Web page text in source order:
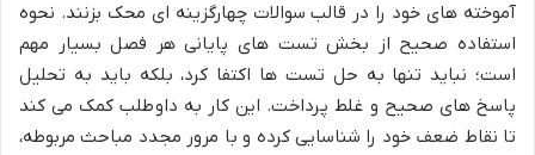
آموخته های خود را در قالب سوالات چهارگزینه ای محک بزنند. نحوه
استفاده صحیح از بخش تست های پایانی هر فصل بسیار مهم
است؛ نباید تنها به حل تست ها اکتفا کرد، بلکه باید به تحلیل
پاسخ های صحیح و غلط پرداخت. این کار به داوطلب کمک می کند
تا نقاط ضعف خود را شناسایی کرده و با مرور مجدد مباحث مربوطه،